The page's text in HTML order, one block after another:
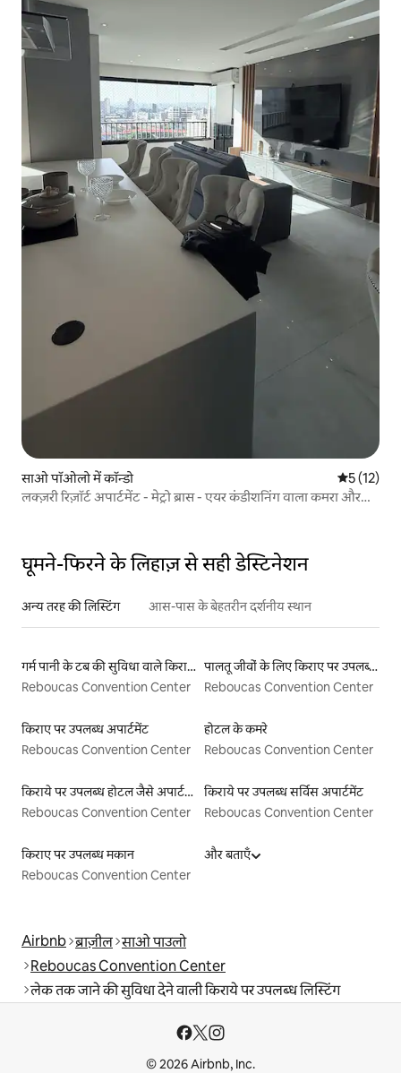
साओ पॉओलो में कॉन्डो औसत रेटिंग
5 (12)
लक्ज़री रिज़ॉर्ट अपार्टमेंट - मेट्रो ब्रास - एयर कंडीशनिंग वाला कमरा और
घूमने-फिरने के लिहाज़ से सही डेस्टिनेशन
अन्य तरह की लिस्टिंग आस-पास के बेहतरीन दर्शनीय स्थान
गर्म पानी के टब की सुविधा वाले किराये पर उपलब्ध यर्ट टेंट
Reboucas Convention Center
पालतू जीवों के लिए किराए पर उपलब्ध लिस्टिंग
Reboucas Convention Center
किराए पर उपलब्ध अपार्टमेंट
Reboucas Convention Center
होटल के कमरे
Reboucas Convention Center
किराये पर उपलब्ध होटल जैसे अपार्टमेंट
Reboucas Convention Center
किराये पर उपलब्ध सर्विस अपार्टमेंट
Reboucas Convention Center
किराए पर उपलब्ध मकान
Reboucas Convention Center
और बताएँ
Airbnb ब्राज़ील साओ पाउलो
Reboucas Convention Center
लेक तक जाने की सुविधा देने वाली किराये पर उपलब्ध लिस्टिंग
© 2026 Airbnb, Inc.